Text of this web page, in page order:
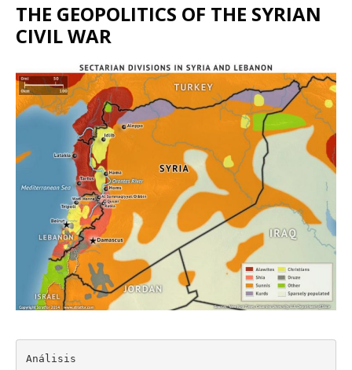
THE GEOPOLITICS OF THE SYRIAN
CIVIL WAR
Análisis